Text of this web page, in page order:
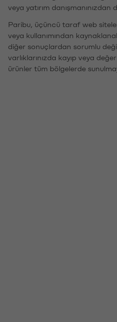
veya yatırım danışmanınızdan
Paribu, üçüncü taraf web
veya kullanımından
diğer sonuçlardan sorumlu
varlıklarınızda kayıp veya
ürünler tüm bölgelerde